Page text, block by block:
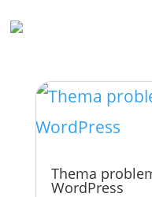
Thema
WordPress